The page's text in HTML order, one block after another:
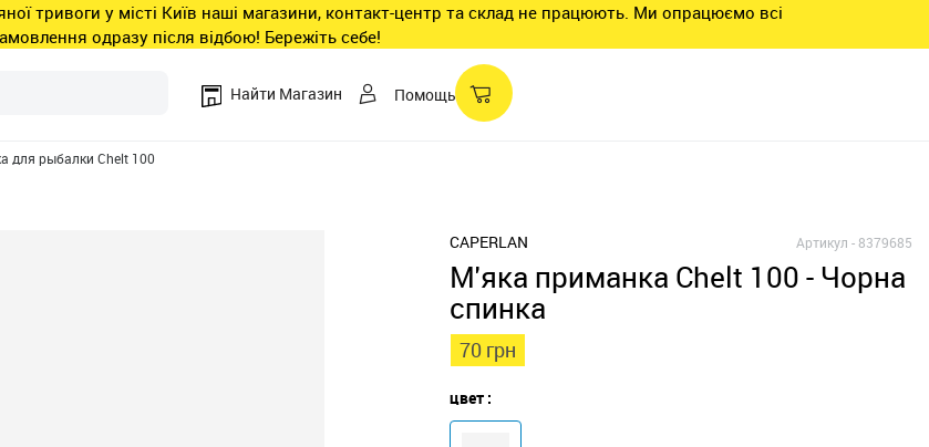
тривоги у місті Київ наші магазини, контакт-центр та склад не працюють. Ми опрацюємо всі
одразу після відбою! Бережіть себе!
Найти Магазин Помощь
для рыбалки Chelt 100
CAPERLAN Артикул -8379685
М'яка приманка Chelt 100 - Чорна
спинка
70 грн
цвет :